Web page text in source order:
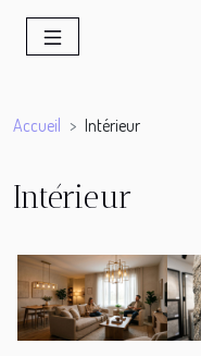
Accueil Intérieur
Intérieur